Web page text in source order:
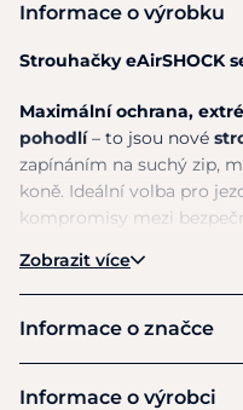
Informace o výrobku
Strouhačky eAirSHOCK
Maximální ochrana,
pohodlí– to jsou nové
zapínáním na suchý zip,
koně. Ideální volba pro
kompromisy mezi
Vylepšená
Strouhačky mají nově
efektivnějinež běžné
Zobrazit více
Informace o značce
Equick
Informace o výrobci